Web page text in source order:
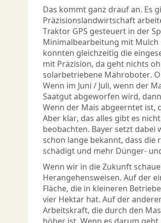
Das kommt ganz drauf an. Es
Präzisionslandwirtschaft
Traktor GPS gesteuert in der
Minimalbearbeitung mit
konnten gleichzeitig die
mit Präzision, da geht nichts
solarbetriebene Mähroboter.
Wenn im Juni / Juli, wenn der
Saatgut abgeworfen wird,
Wenn der Mais abgeerntet ist,
Aber klar, das alles gibt es
beobachten. Bayer setzt dabei
schon lange bekannt, dass die
schädigt und mehr Dünger-
Wenn wir in die Zukunft
Herangehensweisen. Auf der
Fläche, die in kleineren
vier Hektar hat. Auf der
Arbeitskraft, die durch den